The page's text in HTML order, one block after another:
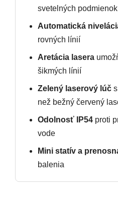
svetelných podmienok
Automatická
rovných línií
Aretácia lasera
šikmých línií
Zelený laserový lúč
než bežný červený
Odolnosť IP54 proti
vode
Mini statív a
balenia